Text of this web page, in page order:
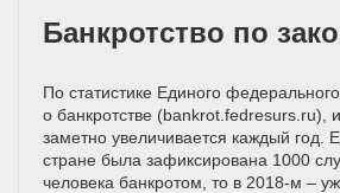
Банкротство по
По статистике Единого
о банкротстве (bankrot.fedresurs.ru),
заметно увеличивается каждый год.
стране была зафиксирована 1000
человека банкротом, то в 2018-м –